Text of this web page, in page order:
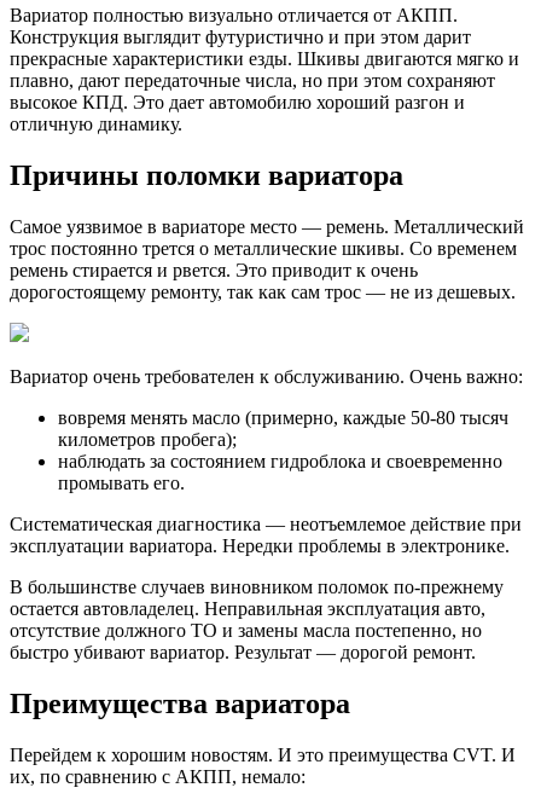
Вариатор полностью визуально отличается от АКПП.
Конструкция выглядит футуристично и при этом дарит
прекрасные характеристики езды. Шкивы двигаются мягко и
плавно, дают передаточные числа, но при этом сохраняют
высокое КПД. Это дает автомобилю хороший разгон и
отличную динамику.
Причины поломки вариатора
Самое уязвимое в вариаторе место — ремень. Металлический
трос постоянно трется о металлические шкивы. Со временем
ремень стирается и рвется. Это приводит к очень
дорогостоящему ремонту, так как сам трос — не из дешевых.
Вариатор очень требователен к обслуживанию. Очень важно:
вовремя менять масло (примерно, каждые 50-80 тысяч
километров пробега);
наблюдать за состоянием гидроблока и своевременно
промывать его.
Систематическая диагностика — неотъемлемое действие при
эксплуатации вариатора. Нередки проблемы в электронике.
В большинстве случаев виновником поломок по-прежнему
остается автовладелец. Неправильная эксплуатация авто,
отсутствие должного ТО и замены масла постепенно, но
быстро убивают вариатор. Результат — дорогой ремонт.
Преимущества вариатора
Перейдем к хорошим новостям. И это преимущества CVT. И
их, по сравнению с АКПП, немало: